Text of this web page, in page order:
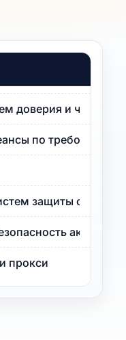
доверия и чистой
по требованию.
защиты от
аккаунта
прокси